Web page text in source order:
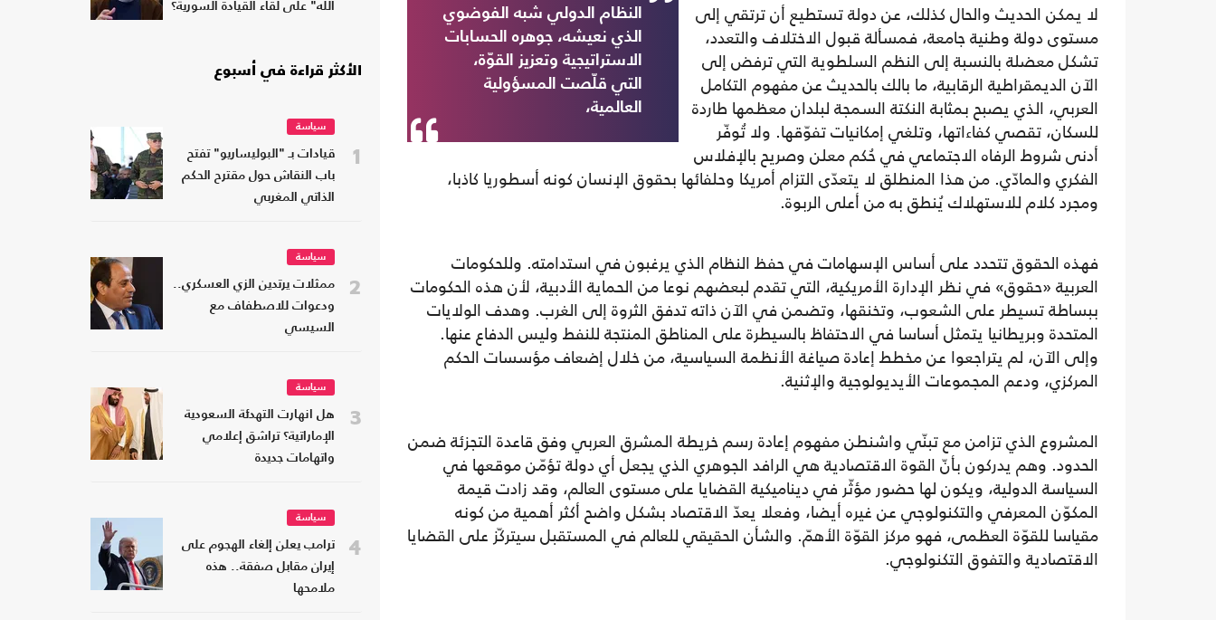
النظام الدولي شبه الفوضوي
الذي نعيشه، جوهره الحسابات
الاستراتيجية وتعزيز القوّة،
التي قلّصت المسؤولية
العالمية،
لا يمكن الحديث والحال كذلك، عن دولة تستطيع أن ترتقي إلى
مستوى دولة وطنية جامعة، فمسألة قبول الاختلاف والتعدد،
تشكل معضلة بالنسبة إلى النظم السلطوية التي ترفض إلى
الآن الديمقراطية الرقابية، ما بالك بالحديث عن مفهوم التكامل
العربي، الذي يصبح بمثابة النكتة السمجة لبلدان معظمها طاردة
للسكان، تقصي كفاءاتها، وتلغي إمكانيات تفوّقها. ولا تُوفّر
أدنى شروط الرفاه الاجتماعي في حُكم معلن وصريح بالإفلاس
الفكري والمادّي. من هذا المنطلق لا يتعدّى التزام أمريكا وحلفائها بحقوق الإنسان كونه أسطوريا كاذبا،
ومجرد كلام للاستهلاك يُنطق به من أعلى الربوة.
فهذه الحقوق تتحدد على أساس الإسهامات في حفظ النظام الذي يرغبون في استدامته. وللحكومات
العربية «حقوق» في نظر الإدارة الأمريكية، التي تقدم لبعضهم نوعا من الحماية الأدبية، لأن هذه الحكومات
ببساطة تسيطر على الشعوب، وتخنقها، وتضمن في الآن ذاته تدفق الثروة إلى الغرب. وهدف الولايات
المتحدة وبريطانيا يتمثل أساسا في الاحتفاظ بالسيطرة على المناطق المنتجة للنفط وليس الدفاع عنها.
وإلى الآن، لم يتراجعوا عن مخطط إعادة صياغة الأنظمة السياسية، من خلال إضعاف مؤسسات الحكم
المركزي، ودعم المجموعات الأيديولوجية والإثنية.
المشروع الذي تزامن مع تبنّي واشنطن مفهوم إعادة رسم خريطة المشرق العربي وفق قاعدة التجزئة ضمن
الحدود. وهم يدركون بأنّ القوة الاقتصادية هي الرافد الجوهري الذي يجعل أي دولة تؤمّن موقعها في
السياسة الدولية، ويكون لها حضور مؤثّر في ديناميكية القضايا على مستوى العالم، وقد زادت قيمة
المكوّن المعرفي والتكنولوجي عن غيره أيضا، وفعلا يعدّ الاقتصاد بشكل واضح أكثر أهمية من كونه
مقياسا للقوّة العظمى، فهو مركز القوّة الأهمّ. والشأن الحقيقي للعالم في المستقبل سيتركّز على القضايا
الاقتصادية والتفوق التكنولوجي.
الله" على لقاء القيادة السورية؟
الأكثر قراءة في أسبوع
1
سياسة
قيادات بـ "البوليساريو" تفتح
باب النقاش حول مقترح الحكم
الذاتي المغربي
2
سياسة
ممثلات يرتدين الزي العسكري..
ودعوات للاصطفاف مع
السيسي
3
سياسة
هل انهارت التهدئة السعودية
الإماراتية؟ تراشق إعلامي
واتهامات جديدة
4
سياسة
ترامب يعلن إلغاء الهجوم على
إيران مقابل صفقة.. هذه
ملامحها